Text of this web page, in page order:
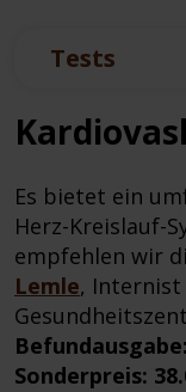
Tests
Es bietet ein
Herz-Kreislauf-
empfehlen wir
Lemle, Internist
Befundausgabe:
Sonderpreis: